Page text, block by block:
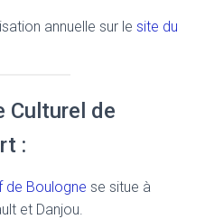
annuelle sur le site du
Culturel de
:
de Boulogne se situe à
et Danjou.